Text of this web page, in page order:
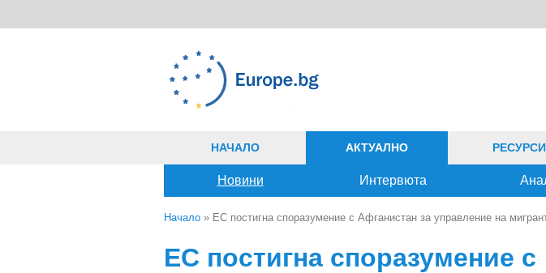
НАЧАЛО АКТУАЛНО
Новини Интервюта
РЕСУРСИ
Начало » ЕС постигна споразумение с Афганистан за управление на
ЕС постигна споразумение с